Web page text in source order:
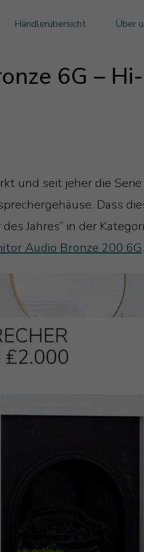
Händlerübersicht Über
6G –
und seit jeher die
Dass
Jahres“ in der
Audio Bronze 200 6G.